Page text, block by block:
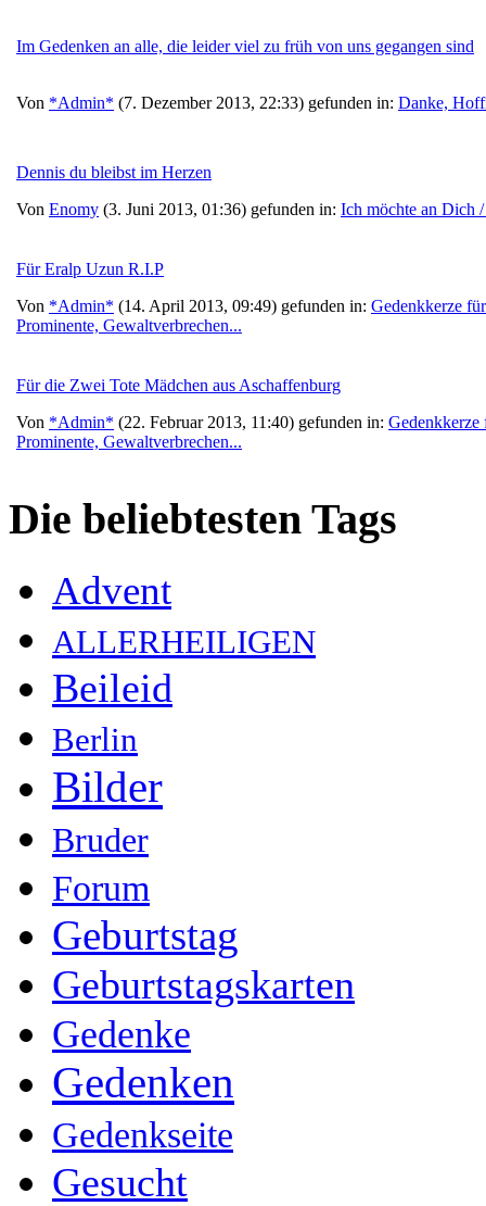
Im Gedenken an alle, die leider viel zu früh von uns gegangen sind
Von *Admin* (7. Dezember 2013, 22:33) gefunden in: Danke,
Dennis du bleibst im Herzen
Von Enomy (3. Juni 2013, 01:36) gefunden in: Ich möchte an Dich
Für Eralp Uzun R.I.P
Von *Admin* (14. April 2013, 09:49) gefunden in: Gedenkkerze
Prominente, Gewaltverbrechen...
Für die Zwei Tote Mädchen aus Aschaffenburg
Von *Admin* (22. Februar 2013, 11:40) gefunden in: Gedenkkerze
Prominente, Gewaltverbrechen...
Die beliebtesten Tags
Advent
ALLERHEILIGEN
Beileid
Berlin
Bilder
Bruder
Forum
Geburtstag
Geburtstagskarten
Gedenke
Gedenken
Gedenkseite
Gesucht